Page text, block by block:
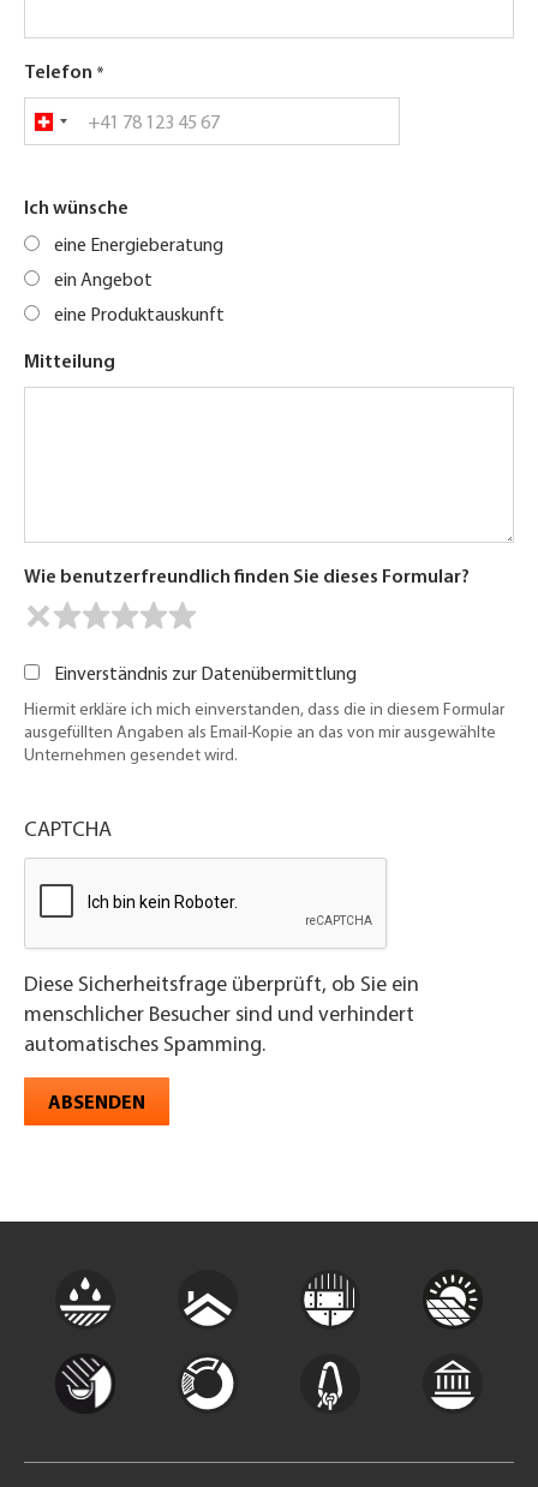
Telefon
Ich wünsche
eine Energieberatung
ein Angebot
eine Produktauskunft
Mitteilung
Wie benutzerfreundlich finden Sie dieses Formular?
Einverständnis zur Datenübermittlung
Hiermit erkläre ich mich einverstanden, dass die in diesem Formular
ausgefüllten Angaben als Email-Kopie an das von mir ausgewählte
Unternehmen gesendet wird.
CAPTCHA
Diese Sicherheitsfrage überprüft, ob Sie ein
menschlicher Besucher sind und verhindert
automatisches Spamming.
ABSENDEN